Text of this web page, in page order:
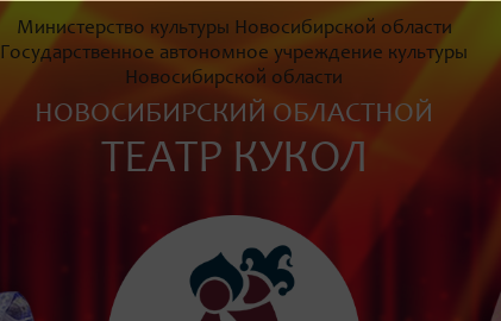
Министерство культуры Новосибирской области
Государственное автономное учреждение культуры
Новосибирской области
НОВОСИБИРСКИЙ ОБЛАСТНОЙ
ТЕАТР КУКОЛ